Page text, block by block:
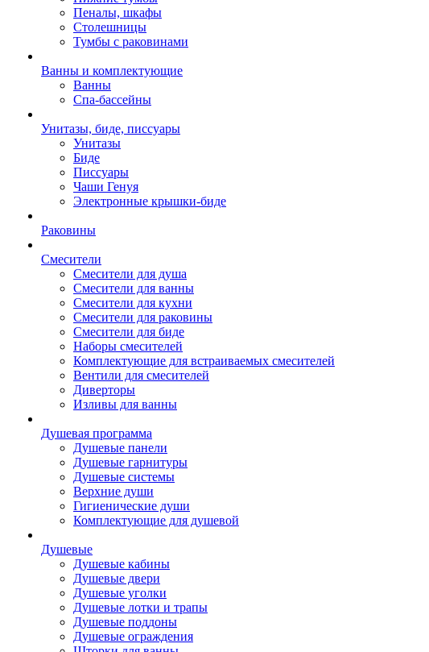
Пеналы, шкафы
Столешницы
Тумбы с раковинами
Ванны и комплектующие
Ванны
Спа-бассейны
Унитазы, биде, писсуары
Унитазы
Биде
Писсуары
Чаши Генуя
Электронные крышки-биде
Раковины
Смесители
Смесители для душа
Смесители для ванны
Смесители для кухни
Смесители для раковины
Смесители для биде
Наборы смесителей
Комплектующие для встраиваемых смесителей
Вентили для смесителей
Диверторы
Изливы для ванны
Душевая программа
Душевые панели
Душевые гарнитуры
Душевые системы
Верхние души
Гигиенические души
Комплектующие для душевой
Душевые
Душевые кабины
Душевые двери
Душевые уголки
Душевые лотки и трапы
Душевые поддоны
Душевые ограждения